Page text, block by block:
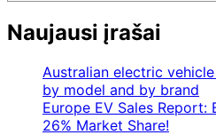
Naujausi įrašai
Australian electric
by model and by brand
Europe EV Sales Report:
26% Market Share!